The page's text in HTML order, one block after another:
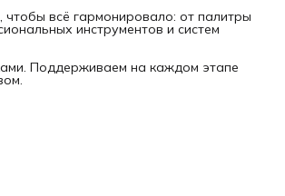
чтобы всё гармонировало: от палитры
инструментов и систем
Поддерживаем на каждом этапе